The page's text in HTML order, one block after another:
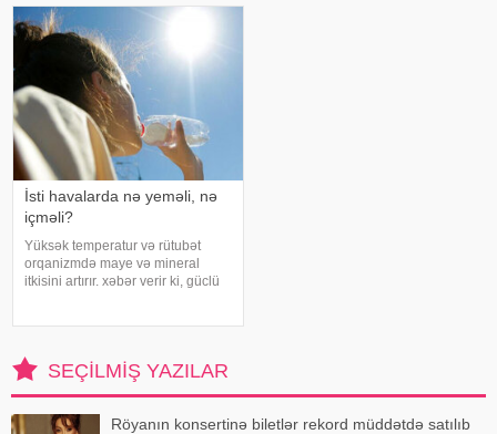
Health" jurnalında dərc olunan v
İsti havalarda nə yeməli, nə
içməli?
Yüksək temperatur və rütubət
orqanizmdə maye və mineral
itkisini artırır. xəbər verir ki, güclü
ol
SEÇILMIŞ YAZILAR
Röyanın konsertinə biletlər rekord müddətdə satılıb